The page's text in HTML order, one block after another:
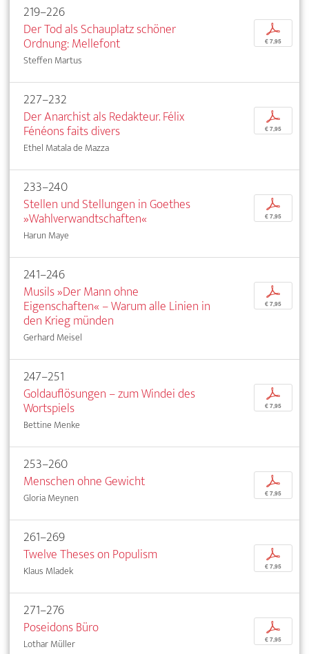
219–226
Der Tod als Schauplatz schöner
Ordnung: Mellefont
Steffen Martus
p
€ 7,95
227–232
Der Anarchist als Redakteur. Félix
Fénéons faits divers
Ethel Matala de Mazza
p
€ 7,95
233–240
Stellen und Stellungen in Goethes
»Wahlverwandtschaften«
Harun Maye
p
€ 7,95
241–246
Musils »Der Mann ohne
Eigenschaften« – Warum alle Linien in
den Krieg münden
Gerhard Meisel
p
€ 7,95
247–251
Goldauflösungen – zum Windei des
Wortspiels
Bettine Menke
p
€ 7,95
253–260
Menschen ohne Gewicht
Gloria Meynen
p
€ 7,95
261–269
Twelve Theses on Populism
Klaus Mladek
p
€ 7,95
271–276
Poseidons Büro
Lothar Müller
p
€ 7,95